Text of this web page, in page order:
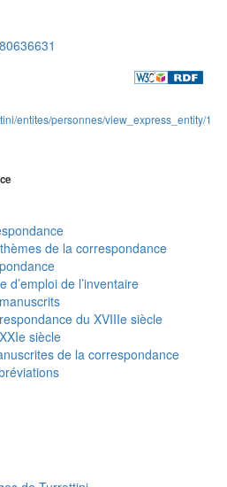
entites/personnes/view_express_entity/1
de la correspondance
d’emploi de l’inventaire
du XVIIIe siècle
siècle
de la correspondance